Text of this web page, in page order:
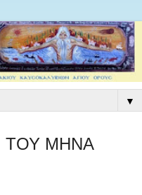
▼
ΤΟΥ ΜΗΝΑ